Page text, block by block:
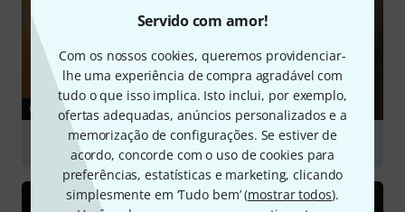
Servido com amor!
Com os nossos cookies, queremos providenciar-
lhe uma experiência de compra agradável com
tudo o que isso implica. Isto inclui, por exemplo,
ofertas adequadas, anúncios personalizados e a
memorização de configurações. Se estiver de
acordo, concorde com o uso de cookies para
preferências, estatísticas e marketing, clicando
simplesmente em ‘Tudo bem’ (mostrar todos).
GUIA
Dynamic Microphones